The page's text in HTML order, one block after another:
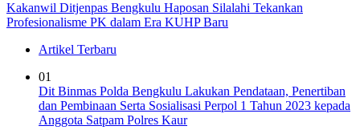
Kakanwil Ditjenpas Bengkulu Haposan Silalahi Tekankan
Profesionalisme PK dalam Era KUHP Baru
Artikel Terbaru
01
Dit Binmas Polda Bengkulu Lakukan Pendataan, Penertiban
dan Pembinaan Serta Sosialisasi Perpol 1 Tahun 2023 kepada
Anggota Satpam Polres Kaur